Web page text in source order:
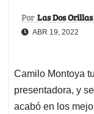
Por Las Dos Orillas
ABR 19, 2022
Camilo Montoya
presentadora, y
acabó en los